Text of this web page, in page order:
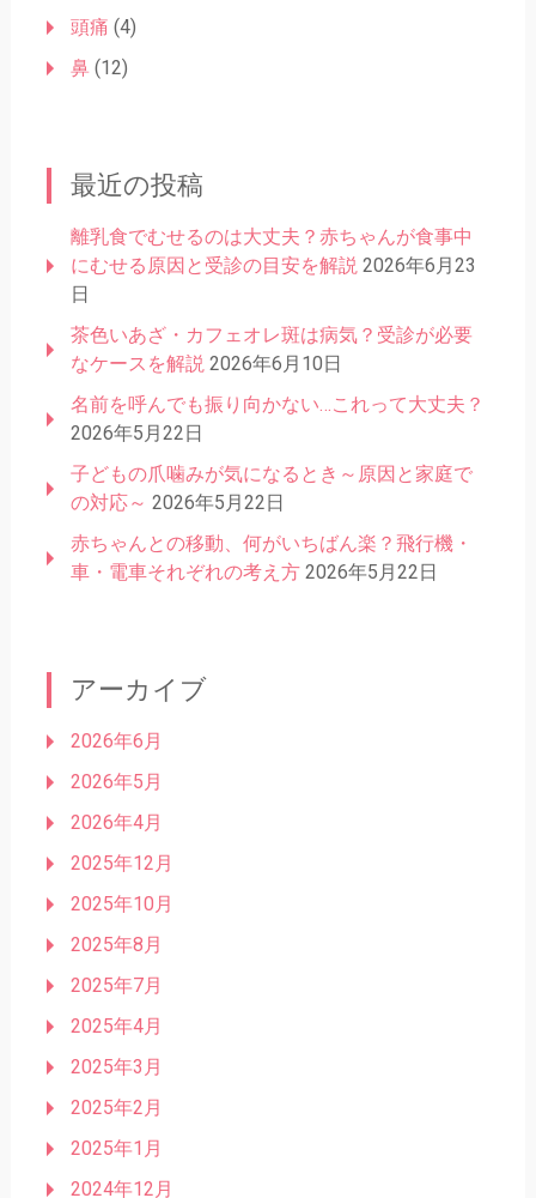
頭痛 (4)
鼻(12)
最近の投稿
離乳食でむせるのは大丈夫？赤ちゃんが食事中
にむせる原因と受診の目安を解説 2026年6月23
日
茶色いあざ・カフェオレ斑は病気？受診が必要
なケースを解説 2026年6月10日
名前を呼んでも振り向かない…これって大丈夫？
2026年5月22日
子どもの爪噛みが気になるとき～原因と家庭で
の対応～ 2026年5月22日
赤ちゃんとの移動、何がいちばん楽？飛行機・
車・電車それぞれの考え方 2026年5月22日
アーカイブ
2026年6月
2026年5月
2026年4月
2025年12月
2025年10月
2025年8月
2025年7月
2025年4月
2025年3月
2025年2月
2025年1月
2024年12月